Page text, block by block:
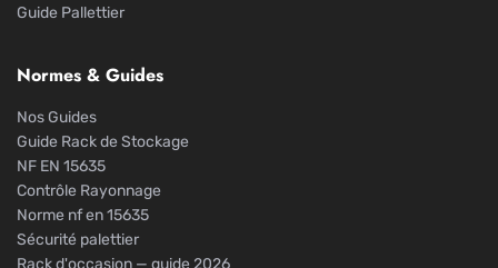
Guide Pallettier
Normes & Guides
Nos Guides
Guide Rack de Stockage
NF EN 15635
Contrôle Rayonnage
Norme nf en 15635
Sécurité palettier